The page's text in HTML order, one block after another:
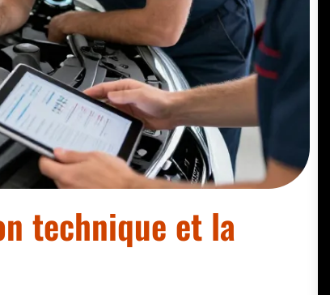
technique et la